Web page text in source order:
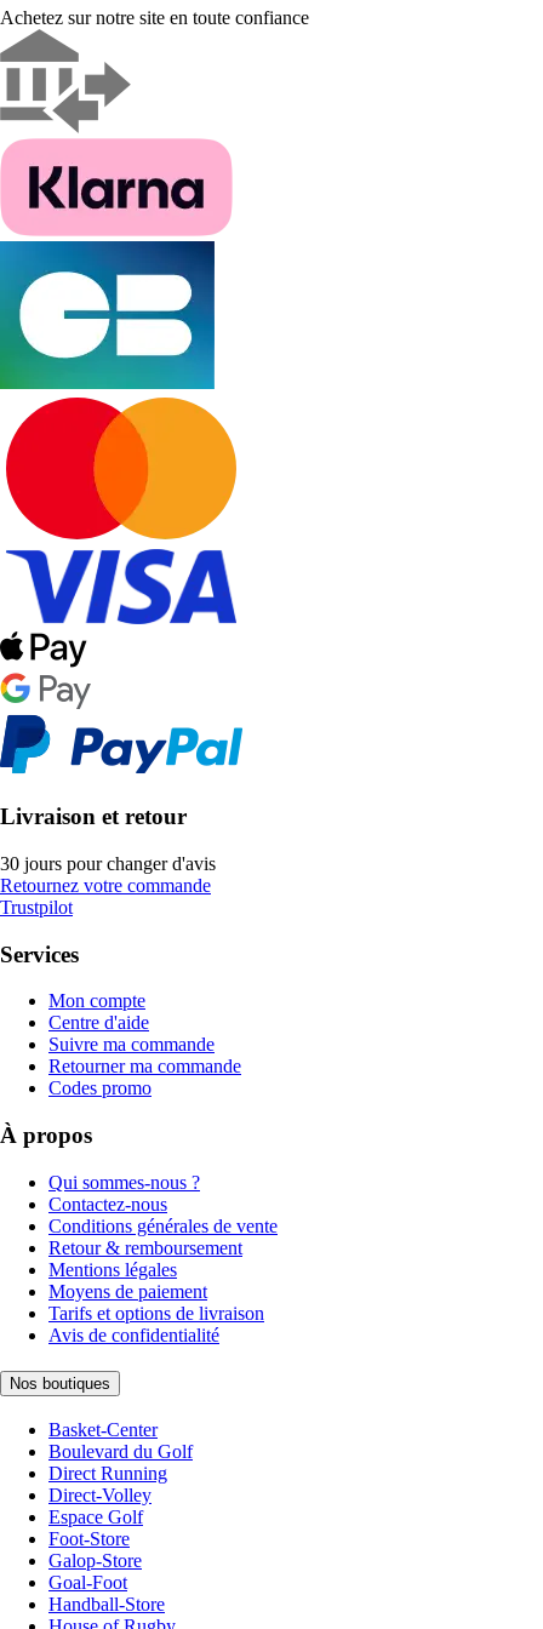
Achetez sur notre site en toute confiance
Livraison et retour
30 jours pour changer d'avis
Retournez votre commande
Trustpilot
Services
Mon compte
Centre d'aide
Suivre ma commande
Retourner ma commande
Codes promo
À propos
Qui sommes-nous ?
Contactez-nous
Conditions générales de vente
Retour & remboursement
Mentions légales
Moyens de paiement
Tarifs et options de livraison
Avis de confidentialité
Nos boutiques
Basket-Center
Boulevard du Golf
Direct Running
Direct-Volley
Espace Golf
Foot-Store
Galop-Store
Goal-Foot
Handball-Store